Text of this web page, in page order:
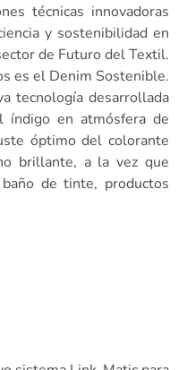
técnicas innovadoras
y sostenibilidad en
de Futuro del Textil.
es el Denim Sostenible.
tecnología desarrollada
índigo en atmósfera de
óptimo del colorante
brillante, a la vez que
de tinte, productos